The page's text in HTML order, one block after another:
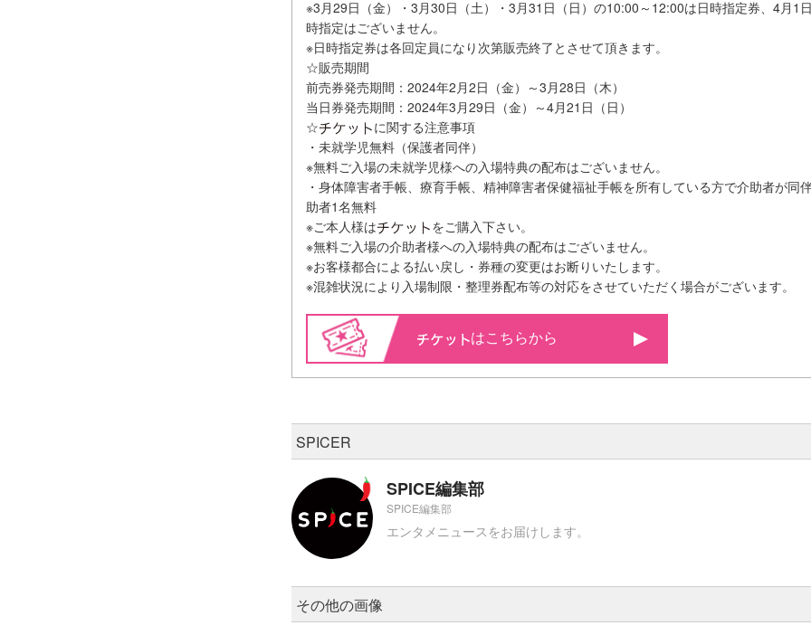
※3月29日（金）・3月30日（土）・3月31日（日）の10:00～12:00は日時指定券、4月1
時指定はございません。
※日時指定券は各回定員になり次第販売終了とさせて頂きます。
☆販売期間
前売券発売期間：2024年2月2日（金）～3月28日（木）
当日券発売期間：2024年3月29日（金）～4月21日（日）
☆
に関する注意事項
・未就学児無料（保護者同伴）
※無料ご入場の未就学児様への入場特典の配布はございません。
・身体障害者手帳、療育手帳、精神障害者保健福祉手帳を所有している方で介助者が同
助者1名無料
※ご本人様は
をご購入下さい。
※無料ご入場の介助者様への入場特典の配布はございません。
※お客様都合による払い戻し・券種の変更はお断りいたします。
※混雑状況により入場制限・整理券配布等の対応をさせていただく場合がございます。
はこちらから
SPICER
SPICE編集部
SPICE編集部
エンタメニュースをお届けします。
その他の画像